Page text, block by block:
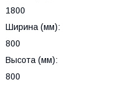
1800
Ширина (мм):
800
Высота (мм):
800